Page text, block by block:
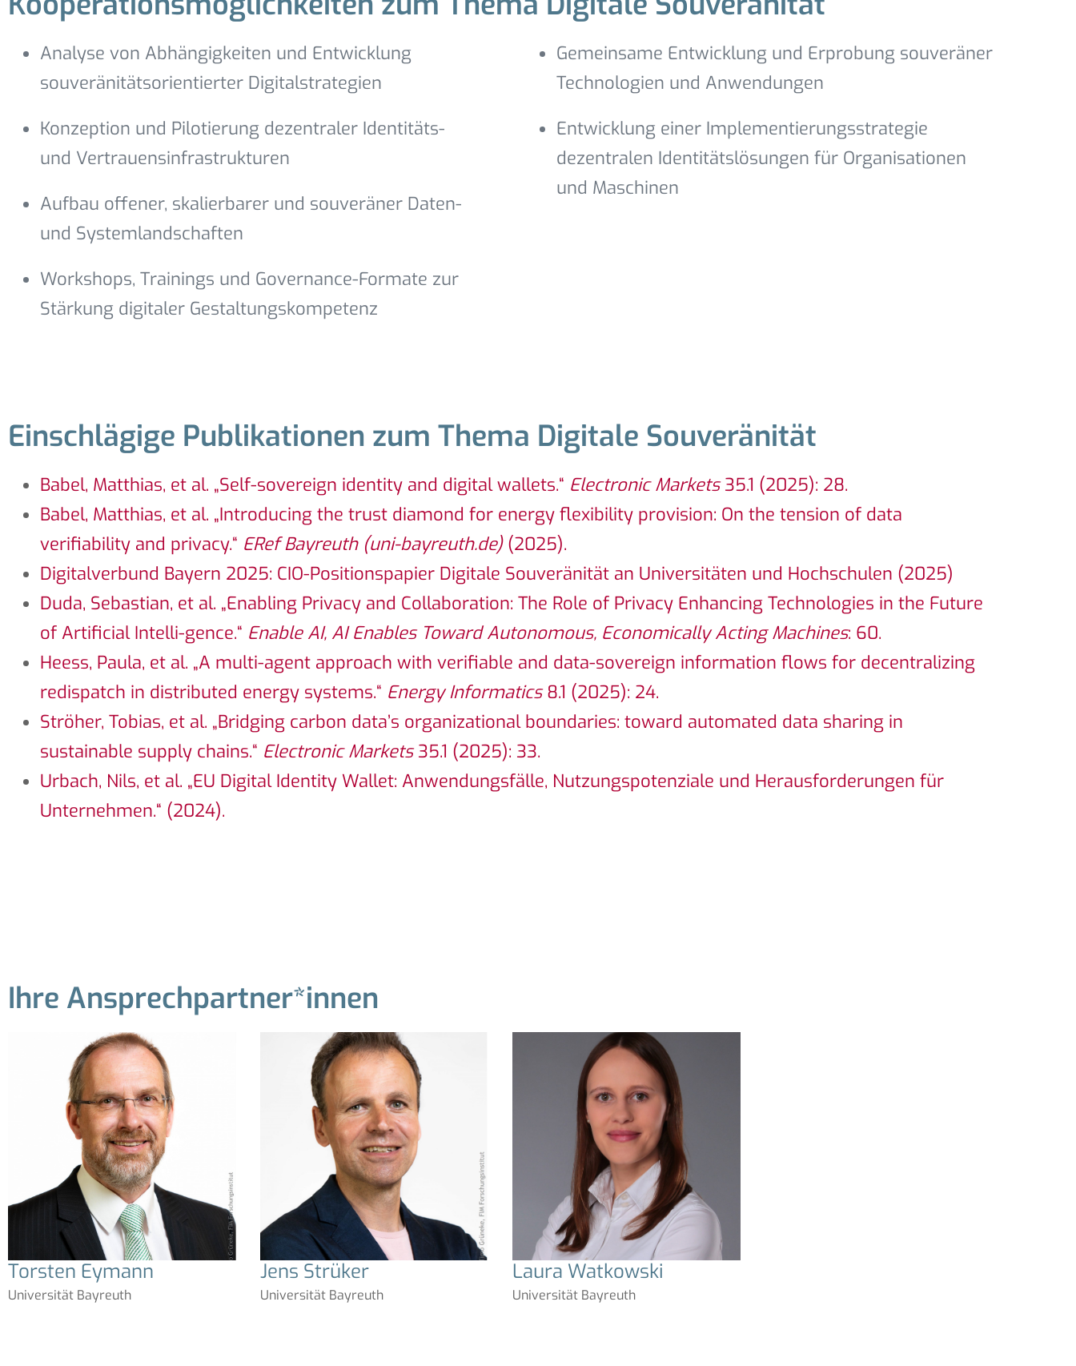
Analyse von Abhängigkeiten und Entwicklung
souveränitätsorientierter Digitalstrategien
Konzeption und Pilotierung dezentraler Identitäts-
und Vertrauensinfrastrukturen
Aufbau offener, skalierbarer und souveräner Daten-
und Systemlandschaften
Workshops, Trainings und Governance-Formate zur
Stärkung digitaler Gestaltungskompetenz
Gemeinsame Entwicklung und Erprobung souveräner
Technologien und Anwendungen
Entwicklung einer Implementierungsstrategie
dezentralen Identitätslösungen für Organisationen
und Maschinen
Einschlägige Publikationen zum Thema Digitale Souveränität​
Babel, Matthias, et al. „Self-sovereign identity and digital wallets.“ Electronic Markets35.1 (2025): 28.
Babel, Matthias, et al. „Introducing the trust diamond for energy flexibility provision: On the tension of data
verifiability and privacy.“ ERef Bayreuth (uni-bayreuth.de)(2025).
Digitalverbund Bayern 2025: CIO-Positionspapier Digitale Souveränität an Universitäten und Hochschulen (2025)
Duda, Sebastian, et al. „Enabling Privacy and Collaboration: The Role of Privacy Enhancing Technologies in the Future
of Artificial Intelli-gence.“ Enable AI, AI Enables Toward Autonomous, Economically Acting Machines: 60.
Heess, Paula, et al. „A multi-agent approach with verifiable and data-sovereign information flows for decentralizing
redispatch in distributed energy systems.“ Energy Informatics8.1 (2025): 24.
Ströher, Tobias, et al. „Bridging carbon data’s organizational boundaries: toward automated data sharing in
sustainable supply chains.“ Electronic Markets35.1 (2025): 33.
Urbach, Nils, et al. „EU Digital Identity Wallet: Anwendungsfälle, Nutzungspotenziale und Herausforderungen für
Unternehmen.“ (2024).
Ihre Ansprechpartner*innen
Torsten Eymann
Universität Bayreuth
Jens Strüker
Universität Bayreuth
Laura Watkowski
Universität Bayreuth